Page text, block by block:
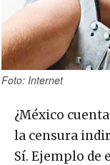
Foto: Internet
¿México
la censura
Sí. Ejemplo de